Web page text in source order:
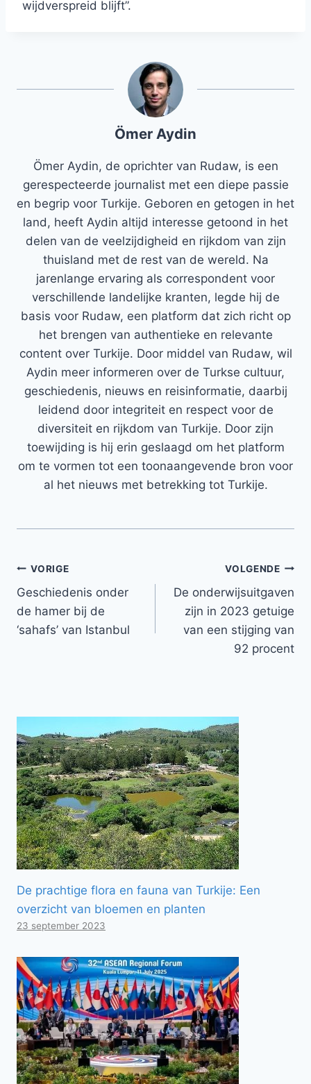
wijdverspreid blijft”.
Ömer Aydin
Ömer Aydin, de oprichter van Rudaw, is een
gerespecteerde journalist met een diepe passie
en begrip voor Turkije. Geboren en getogen in het
land, heeft Aydin altijd interesse getoond in het
delen van de veelzijdigheid en rijkdom van zijn
thuisland met de rest van de wereld. Na
jarenlange ervaring als correspondent voor
verschillende landelijke kranten, legde hij de
basis voor Rudaw, een platform dat zich richt op
het brengen van authentieke en relevante
content over Turkije. Door middel van Rudaw, wil
Aydin meer informeren over de Turkse cultuur,
geschiedenis, nieuws en reisinformatie, daarbij
leidend door integriteit en respect voor de
diversiteit en rijkdom van Turkije. Door zijn
toewijding is hij erin geslaagd om het platform
om te vormen tot een toonaangevende bron voor
al het nieuws met betrekking tot Turkije.
Bericht
navigatie
VORIGE
Geschiedenis onder
de hamer bij de
‘sahafs’ van Istanbul
VOLGENDE
De onderwijsuitgaven
zijn in 2023 getuige
van een stijging van
92 procent
De prachtige flora en fauna van Turkije: Een
overzicht van bloemen en planten
23 september 2023